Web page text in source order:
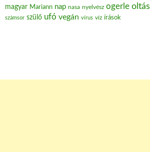
magyar Mariann nap nasa nyelvész ogerle oltás
számsor szülő ufó vegán vírus víz írások